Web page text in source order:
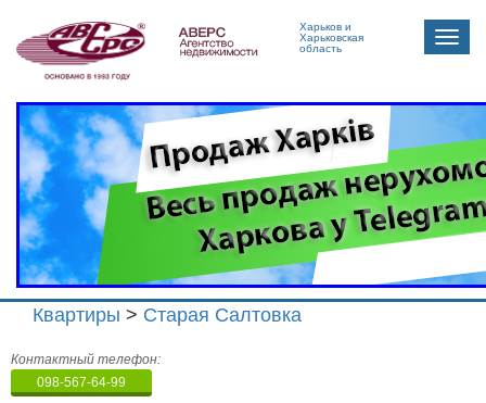
Харьков и
Харьковская
область
Toggle
Квартиры > Старая Салтовка
Агенство
недвижимости
"Аверс"
Контактный телефон:
098-567-64-99